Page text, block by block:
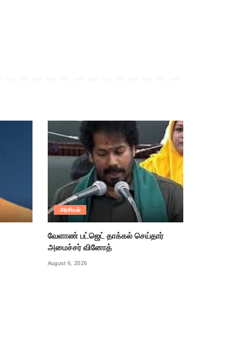
அரசியல்
வேளாண் பட்ஜெட் தாக்கல் செய்தார்
அமைச்சர் வினோத்
August 6, 2026